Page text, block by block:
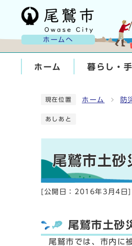
ホームへ
ホーム 暮らし・
現在位置 ホーム 防
あしあと
尾鷲市土砂
[公開日： 2016年3月4日
尾鷲市土砂
尾鷲市では、市内に